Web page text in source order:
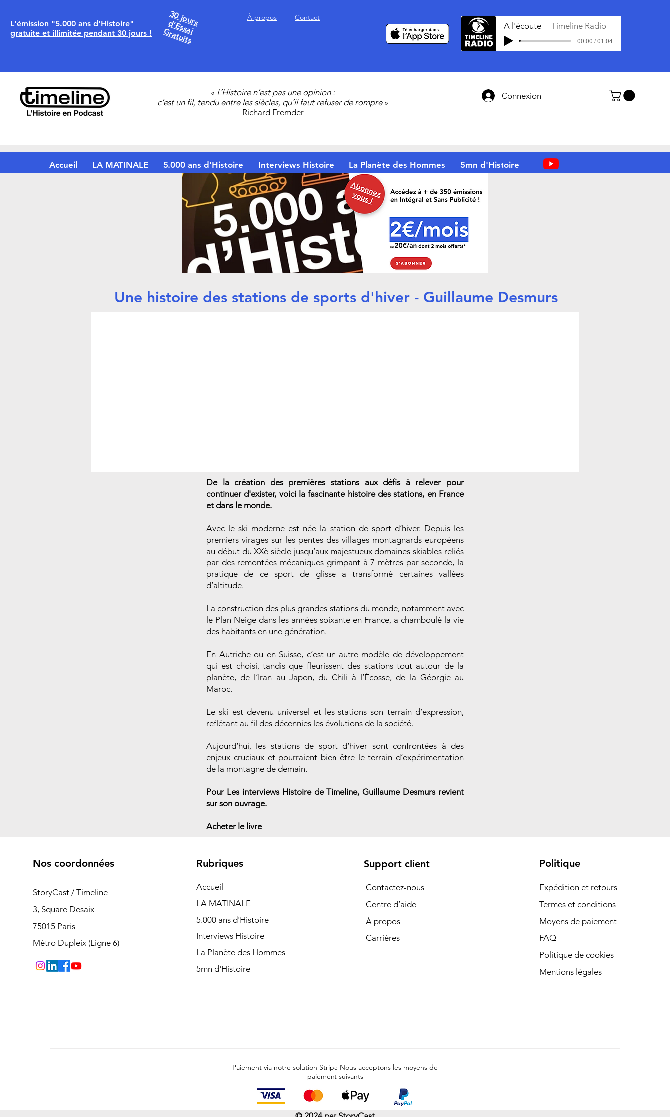
L'émission "5.000 ans d'Histoire"
gratuite et illimitée pendant 30 jours !
30 jours
d'Essai
Gratuits
À propos Contact
À l'écoute Timeline Radio
00:00 / 01:04
« L’Histoire n’est pas une opinion :
c’est un fil, tendu entre les siècles, qu’il faut refuser de rompre»
Richard Fremder
Connexion
Accueil LA MATINALE 5.000 ans d'Histoire Interviews Histoire La Planète des Hommes 5mn d'Histoire
Une histoire des stations de sports d'hiver - Guillaume Desmurs
De la création des premières stations aux défis à relever pour
continuer d'exister, voici la fascinante histoire des stations, en France
et dans le monde.
Avec le ski moderne est née la station de sport d’hiver. Depuis les
premiers virages sur les pentes des villages montagnards européens
au début du XXè siècle jusqu’aux majestueux domaines skiables reliés
par des remontées mécaniques grimpant à 7 mètres par seconde, la
pratique de ce sport de glisse a transformé certaines vallées
d’altitude.
La construction des plus grandes stations du monde, notamment avec
le Plan Neige dans les années soixante en France, a chamboulé la vie
des habitants en une génération.
En Autriche ou en Suisse, c’est un autre modèle de développement
qui est choisi, tandis que fleurissent des stations tout autour de la
planète, de l’Iran au Japon, du Chili à l’Écosse, de la Géorgie au
Maroc.
Le ski est devenu universel et les stations son terrain d’expression,
reflétant au fil des décennies les évolutions de la société.
Aujourd’hui, les stations de sport d’hiver sont confrontées à des
enjeux cruciaux et pourraient bien être le terrain d’expérimentation
de la montagne de demain.
Pour Les interviews Histoire de Timeline, Guillaume Desmurs revient
sur son ouvrage.
Acheter le livre
Nos coordonnées
StoryCast / Timeline
3, Square Desaix
75015 Paris
Métro Dupleix (Ligne 6)
Rubriques
Accueil
LA MATINALE
5.000 ans d'Histoire
Interviews Histoire
La Planète des Hommes
5mn d'Histoire
Support client
Contactez-nous
Centre d’aide
À propos
Carrières
Politique
Expédition et retours
Termes et conditions
Moyens de paiement
FAQ
Politique de cookies
Mentions légales
Paiement via notre solution Stripe Nous acceptons les moyens de
paiement suivants